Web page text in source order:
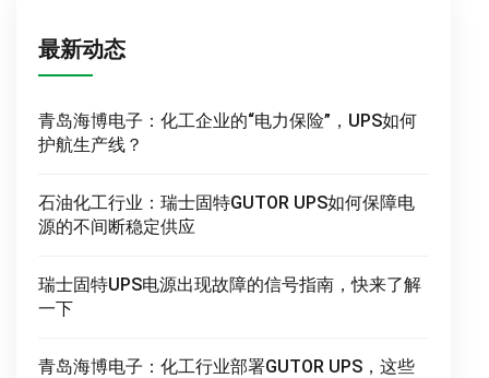
最新动态
青岛海博电子：化工企业的“电力保险”，UPS如何
护航生产线？
石油化工行业：瑞士固特GUTOR UPS如何保障电
源的不间断稳定供应
瑞士固特UPS电源出现故障的信号指南，快来了解
一下
青岛海博电子：化工行业部署GUTOR UPS，这些